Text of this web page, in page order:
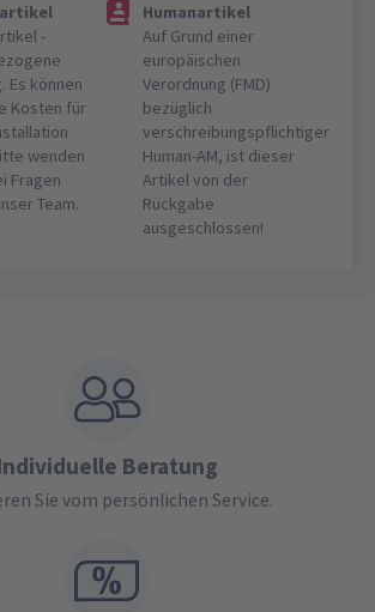
-
Es können
Kosten für
wenden
Fragen
Team.
Humanartikel
Auf Grund einer
europäischen
Verordnung (FMD)
bezüglich
verschreibungspflichtiger
Human-AM, ist dieser
Artikel von der
Rückgabe
ausgeschlossen!
Beratung
Sie vom persönlichen Service.